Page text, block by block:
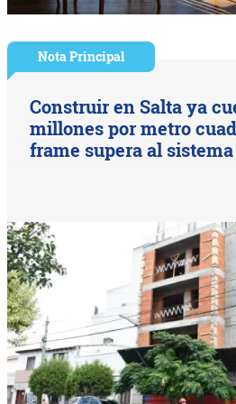
Nota Principal
Construir en Salta ya
millones por metro
frame supera al